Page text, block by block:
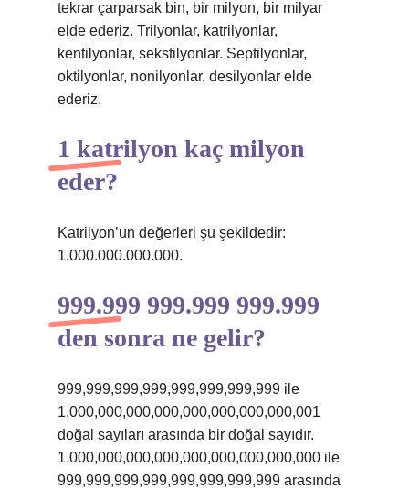
tekrar çarparsak bin, bir milyon, bir milyar
elde ederiz. Trilyonlar, katrilyonlar,
kentilyonlar, sekstilyonlar. Septilyonlar,
oktilyonlar, nonilyonlar, desilyonlar elde
ederiz.
1 katrilyon kaç milyon
eder?
Katrilyon’un değerleri şu şekildedir:
1.000.000.000.000.
999.999 999.999 999.999
den sonra ne gelir?
999,999,999,999,999,999,999,999 ile
1.000,000,000,000,000,000,000,000,001
doğal sayıları arasında bir doğal sayıdır.
1.000,000,000,000,000,000,000,000,000 ile
999,999,999,999,999,999,999,999 arasında